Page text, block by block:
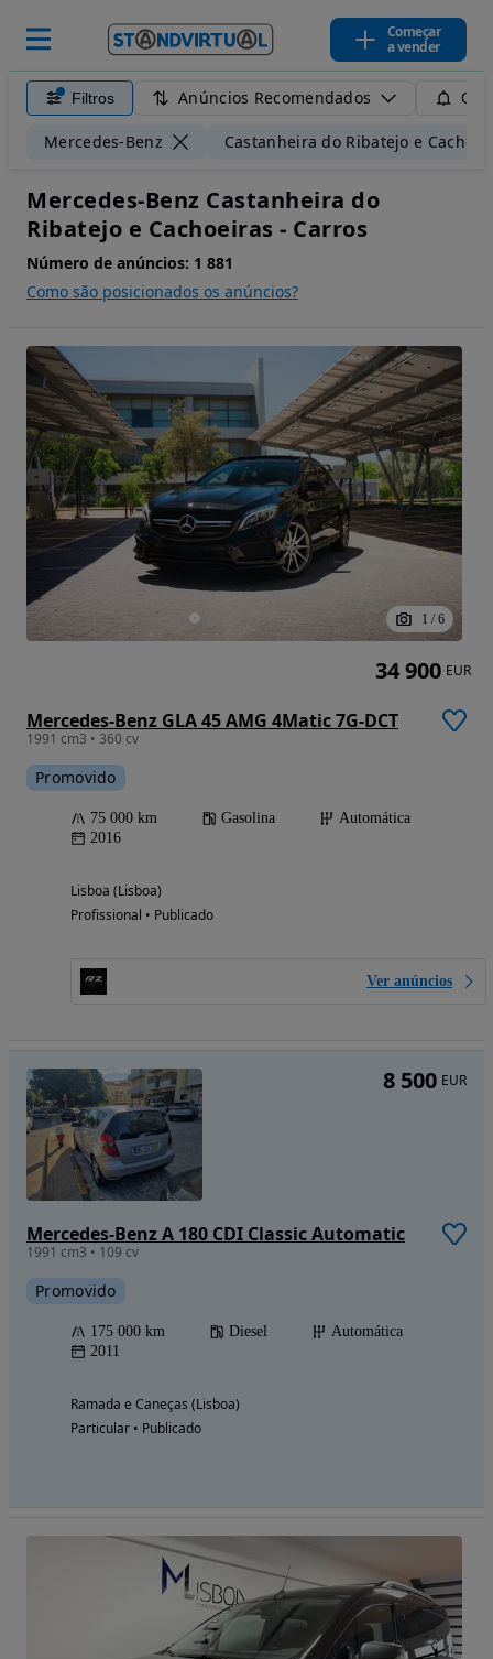
Começar
a vender
Filtros Anúncios Recomendados
Mercedes-Benz Castanheira do Ribatejo e
Mercedes-Benz Castanheira do
Ribatejo e Cachoeiras - Carros
Número de anúncios: 1 881
Como são posicionados os anúncios?
1 / 6
Mercedes-Benz GLA 45 AMG 4Matic 7G-DCT
1991 cm3 • 360 cv
Promovido
75 000 km Gasolina
Automática
2016
Lisboa (Lisboa)
Profissional • Publicado
Ver anúncios
34 900 EUR
Mercedes-Benz A 180 CDI Classic Automatic
1991 cm3 • 109 cv
Promovido
175 000 km Diesel
Automática
2011
Ramada e Caneças (Lisboa)
Particular • Publicado
8 500 EUR